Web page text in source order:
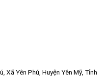
Xã Yên Phú, Huyện Yên Mỹ, Tỉnh